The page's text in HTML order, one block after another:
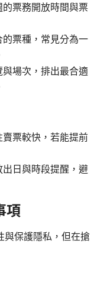
票務開放時間與票
票種，常見分為一
場次，排出最合適
票較快，若能提前
日與時段提醒，避
項
與保護隱私，但在搶